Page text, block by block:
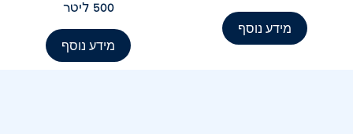
מידע נוסף
500 ליטר
מידע נוסף